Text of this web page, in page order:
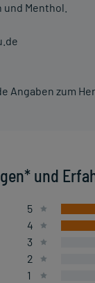
Menthol.
Angaben zum
und
5
4
3
2
1